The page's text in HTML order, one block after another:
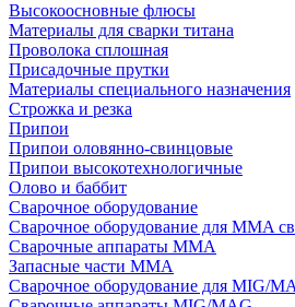
Высокоосновные флюсы
Материалы для сварки титана
Проволока сплошная
Присадочные прутки
Материалы специального назначения
Строжка и резка
Припои
Припои оловянно-свинцовые
Припои высокотехнологичные
Олово и баббит
Сварочное оборудование
Сварочное оборудование для MMA
Сварочные аппараты MMA
Запасные части MMA
Сварочное оборудование для MIG/